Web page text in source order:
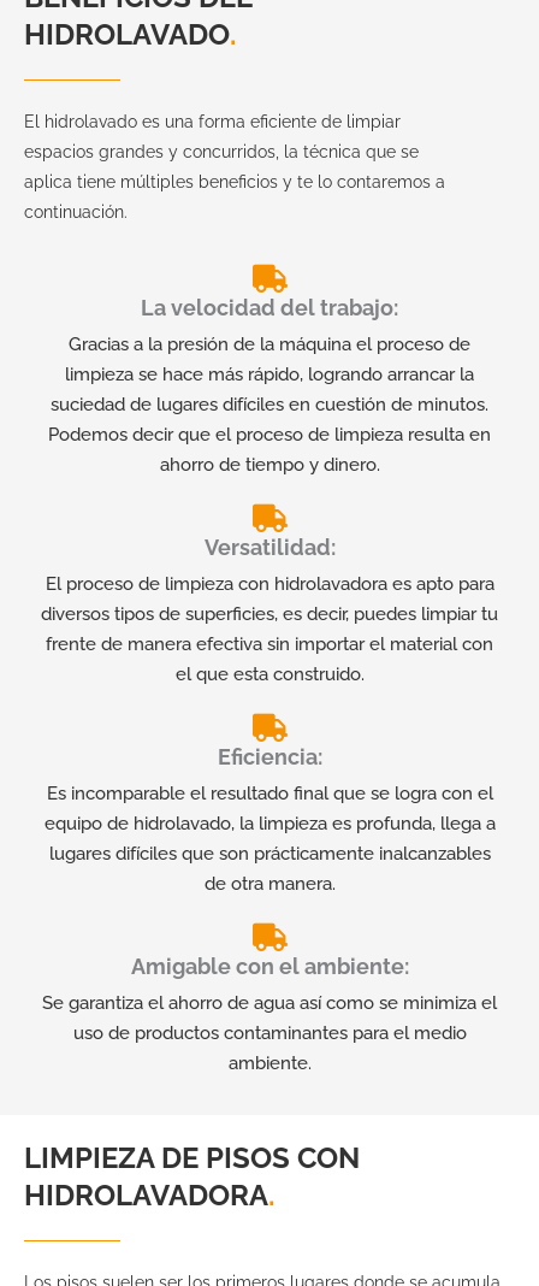
HIDROLAVADO.
El hidrolavado es una forma eficiente de limpiar
espacios grandes y concurridos, la técnica que se
aplica tiene múltiples beneficios y te lo contaremos a
continuación.
La velocidad del trabajo:
Gracias a la presión de la máquina el proceso de
limpieza se hace más rápido, logrando arrancar la
suciedad de lugares difíciles en cuestión de minutos.
Podemos decir que el proceso de limpieza resulta en
ahorro de tiempo y dinero.
Versatilidad:
El proceso de limpieza con hidrolavadora es apto para
diversos tipos de superficies, es decir, puedes limpiar tu
frente de manera efectiva sin importar el material con
el que esta construido.
Eficiencia:
Es incomparable el resultado final que se logra con el
equipo de hidrolavado, la limpieza es profunda, llega a
lugares difíciles que son prácticamente inalcanzables
de otra manera.
Amigable con el ambiente:
Se garantiza el ahorro de agua así como se minimiza el
uso de productos contaminantes para el medio
ambiente.
LIMPIEZA DE PISOS CON
HIDROLAVADORA.